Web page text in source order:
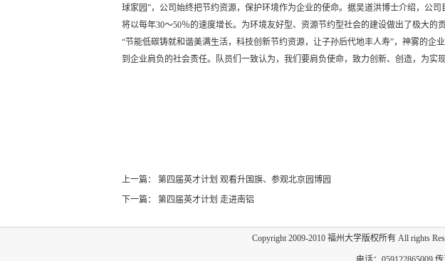
球家园”，公司始终把节约资源，保护环境作为企业的使命。据吴道洪博士介绍，公
将以每年30～50％的速度增长。为环境友好型、资源节约型社会的建设做出了极大
“节能低碳铸就和谐美满生活，科技创新节约资源，让子孙后代地丰人寿”，神雾的
到企业肩负的社会责任。队员们一致认为，我们要肩负使命，致力创新、创造，为实
上一篇：
第四届英才计划 观看升国旗、参观北京园博园
下一篇：
第四届英才计划 走进南铝
Copyright 2009-2010 福州大学版权所有 All rights